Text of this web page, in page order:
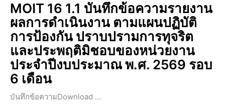
MOIT 16 1.1 บันทึกข้อความรายงาน
ผลการดำเนินงาน ตามแผนปฏิบัติ
การป้องกัน ปราบปรามการทุจริต
และประพฤติมิชอบของหน่วยงาน
ประจำปีงบประมาณ พ.ศ. 2569 รอบ
6 เดือน
บันทึกข้อความDownload …